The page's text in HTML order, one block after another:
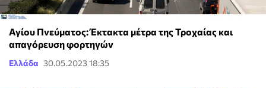
Αγίου Πνεύματος: Έκτακτα μέτρα της Τροχαίας και
απαγόρευση φορτηγών
Ελλάδα 30.05.2023 18:35